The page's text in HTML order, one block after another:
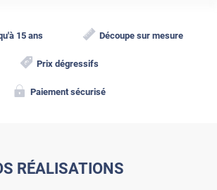
15 ans Découpe sur mesure
Prix dégressifs
Paiement sécurisé
RÉALISATIONS